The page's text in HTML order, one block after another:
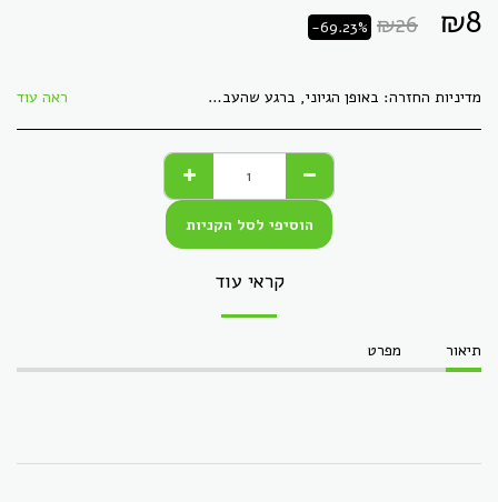
₪8
₪26
-69.23%
מדיניות החזרה: באופן הגיוני, ברגע שהעברנו לך חומר דיגיטלי, לא ניתן &quot;להחזיר&quot; אותו, כמו קבצים. כל מוצר אחר, ניתן להחזירו באריזתו המקורית, ללא פגמים, תוך 30 ימי עסקים. הזיכוי יתקבל בעת הגעת המוצר חזרה בשלמותו. ראה עוד
הוסיפי לסל הקניות
קראי עוד
תיאור מפרט